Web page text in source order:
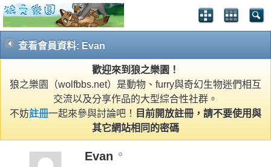
查看會員資料: Evan
歡迎來到狼之樂園！
狼之樂園（wolfbbs.net）是動物、furry與奇幻生物迷們相互
交流以及分享作品的大型綜合性社群。
不妨註冊一起來參與討論吧！
目前開放註冊，請不要使用與
其它網站相同的密碼
Evan